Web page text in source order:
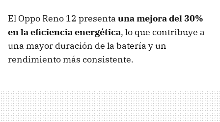
El Oppo Reno 12 presenta una mejora del 30%
en la eficiencia energética, lo que contribuye a
una mayor duración de la batería y un
rendimiento más consistente.